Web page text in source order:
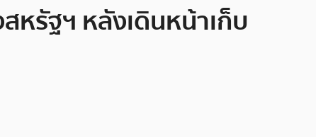
รัฐฯ หลังเดินหน้าเก็บ